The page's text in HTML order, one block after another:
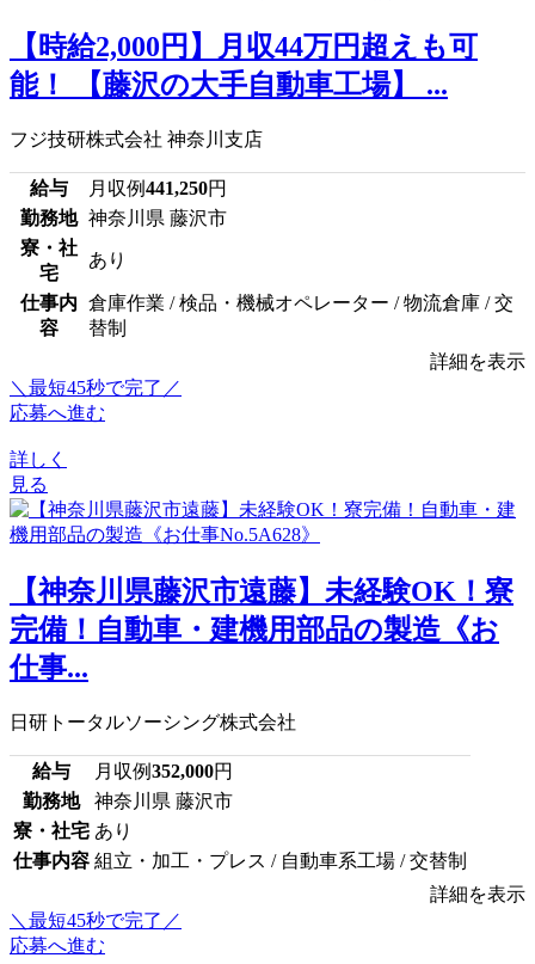
【時給2,000円】月収44万円超えも可
能！ 【藤沢の大手自動車工場】 ...
フジ技研株式会社 神奈川支店
給与 月収例441,250円
勤務地 神奈川県 藤沢市
寮・社
宅
あり
仕事内
容
倉庫作業 / 検品・機械オペレーター / 物流倉庫 / 交
替制
詳細を表示
＼最短45秒で完了／
応募へ進む
詳しく
見る
【神奈川県藤沢市遠藤】未経験OK！寮
完備！自動車・建機用部品の製造《お
仕事...
日研トータルソーシング株式会社
給与 月収例352,000円
勤務地
神奈川県 藤沢市
寮・社宅 あり
仕事内容 組立・加工・プレス / 自動車系工場 / 交替制
詳細を表示
＼最短45秒で完了／
応募へ進む